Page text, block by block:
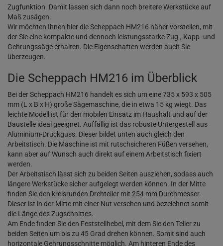
Zugfunktion. Damit lassen sich dann noch breitere Werkstücke auf
Maß zusägen.
Wir möchten Ihnen hier die Scheppach HM216 näher vorstellen, mit
der Sie eine kompakte und dennoch leistungsstarke Zug-, Kapp- und
Gehrungssäge erhalten. Die Eigenschaften werden auch Sie
überzeugen.
Die Scheppach HM216 im Überblick
Bei der Scheppach HM216 handelt es sich um eine 735 x 593 x 505
mm (L x B x H) große Sägemaschine, die in etwa 15 kg wiegt. Das
leichte Modell ist für den mobilen Einsatz im Haushalt und auf der
Baustelle ideal geeignet. Auffällig ist das robuste Untergestell aus
Aluminium-Druckguss. Dieser bildet unten auch gleich den
Arbeitstisch. Die Maschine ist mit rutschsicheren Füßen versehen,
kann aber auf Wunsch auch direkt auf einem Arbeitstisch fixiert
werden.
Der Arbeitstisch lässt sich zu beiden Seiten ausziehen, sodass auch
längere Werkstücke sicher aufgelegt werden können. In der Mitte
finden Sie den kreisrunden Drehteller mit 254 mm Durchmesser.
Dieser ist in der Mitte mit einer Nut versehen und bezeichnet somit
die Länge des Zugschnittes.
Am Ende finden Sie den Feststellhebel, mit dem Sie den Teller zu
beiden Seiten um bis zu 45 Grad drehen können. Somit sind auch
horizontale Gehrungsschnitte möglich. Am hinteren Ende des